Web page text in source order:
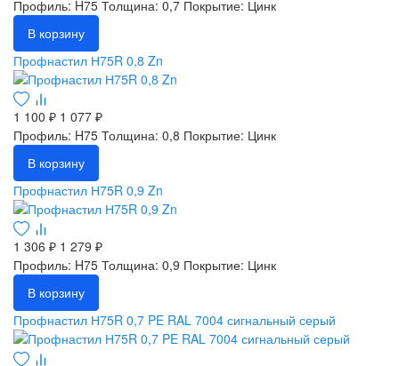
Профиль: H75 Толщина: 0,7 Покрытие: Цинк
В корзину
Профнастил Н75R 0,8 Zn
1 100 ₽ 1 077 ₽
Профиль: H75 Толщина: 0,8 Покрытие: Цинк
В корзину
Профнастил Н75R 0,9 Zn
1 306 ₽ 1 279 ₽
Профиль: H75 Толщина: 0,9 Покрытие: Цинк
В корзину
Профнастил Н75R 0,7 PE RAL 7004 сигнальный серый